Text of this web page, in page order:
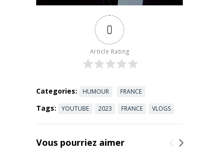
Read more
vendredi de
vous pour
plus de
Read more
0
Article Rating
Categories: HUMOUR FRANCE
Tags: YOUTUBE 2023 FRANCE VLOGS
Vous pourriez aimer